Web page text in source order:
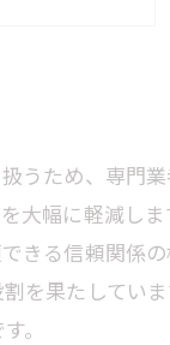
取の配慮
うため、専門
大幅に軽減し
る信頼関係の
を果たしてい
。